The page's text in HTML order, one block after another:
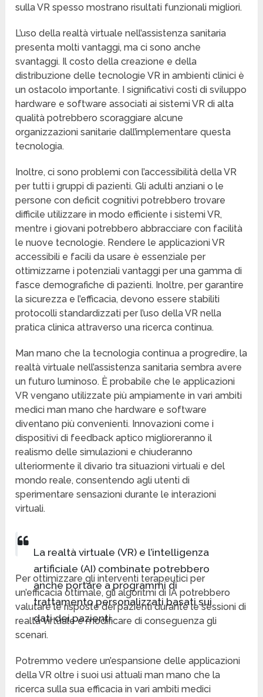
sulla VR spesso mostrano risultati funzionali migliori.
L’uso della realtà virtuale nell’assistenza sanitaria
presenta molti vantaggi, ma ci sono anche
svantaggi. Il costo della creazione e della
distribuzione delle tecnologie VR in ambienti clinici è
un ostacolo importante. I significativi costi di sviluppo
hardware e software associati ai sistemi VR di alta
qualità potrebbero scoraggiare alcune
organizzazioni sanitarie dall’implementare questa
tecnologia.
Inoltre, ci sono problemi con l’accessibilità della VR
per tutti i gruppi di pazienti. Gli adulti anziani o le
persone con deficit cognitivi potrebbero trovare
difficile utilizzare in modo efficiente i sistemi VR,
mentre i giovani potrebbero abbracciare con facilità
le nuove tecnologie. Rendere le applicazioni VR
accessibili e facili da usare è essenziale per
ottimizzarne i potenziali vantaggi per una gamma di
fasce demografiche di pazienti. Inoltre, per garantire
la sicurezza e l’efficacia, devono essere stabiliti
protocolli standardizzati per l’uso della VR nella
pratica clinica attraverso una ricerca continua.
Man mano che la tecnologia continua a progredire, la
realtà virtuale nell’assistenza sanitaria sembra avere
un futuro luminoso. È probabile che le applicazioni
VR vengano utilizzate più ampiamente in vari ambiti
medici man mano che hardware e software
diventano più convenienti. Innovazioni come i
dispositivi di feedback aptico miglioreranno il
realismo delle simulazioni e chiuderanno
ulteriormente il divario tra situazioni virtuali e del
mondo reale, consentendo agli utenti di
sperimentare sensazioni durante le interazioni
virtuali.
La realtà virtuale (VR) e l’intelligenza
artificiale (AI) combinate potrebbero
anche portare a programmi di
trattamento personalizzati basati sui
dati dei pazienti.
Per ottimizzare gli interventi terapeutici per
un’efficacia ottimale, gli algoritmi di IA potrebbero
valutare le risposte dei pazienti durante le sessioni di
realtà virtuale e modificare di conseguenza gli
scenari.
Potremmo vedere un’espansione delle applicazioni
della VR oltre i suoi usi attuali man mano che la
ricerca sulla sua efficacia in vari ambiti medici